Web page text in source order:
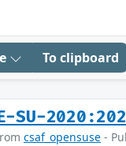
To clipboard
SU-
csaf_opensuse -